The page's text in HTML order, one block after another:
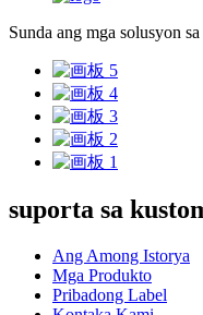
Sunda ang mga solusyon
suporta sa
Ang Among Istorya
Mga Produkto
Pribadong Label